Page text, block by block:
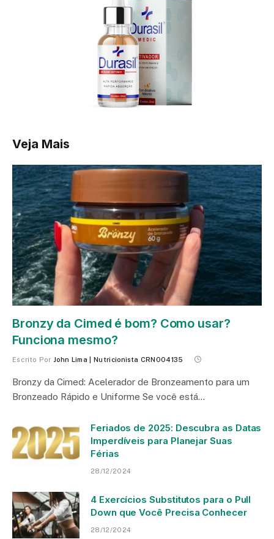
Veja Mais
Bronzy da Cimed é bom? Como usar?
Funciona mesmo?
Escrito Por John Lima | Nutricionista CRN004135
Bronzy da Cimed: Acelerador de Bronzeamento para um
Bronzeado Rápido e Uniforme Se você está…
Feriados de 2025: Descubra as Datas
Imperdíveis para Planejar Suas
Férias
28/12/2024
4 Exercícios Substitutos para o Pull
Down que Você Precisa Conhecer
28/12/2024